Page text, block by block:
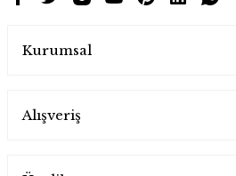
Kurumsal
Alışveriş